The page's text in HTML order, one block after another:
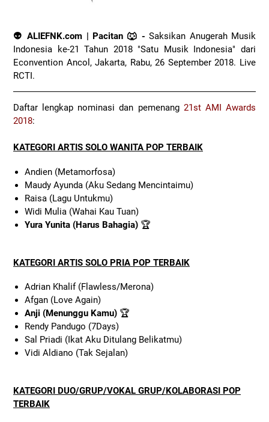
👽 ALIEFNK.com | Pacitan 🐺 - Saksikan Anugerah Musik
Indonesia ke-21 Tahun 2018 "Satu Musik Indonesia" dari
Econvention Ancol, Jakarta, Rabu, 26 September 2018. Live
RCTI.
Daftar lengkap nominasi dan pemenang 21st AMI Awards
2018:
KATEGORI ARTIS SOLO WANITA POP TERBAIK
Andien (Metamorfosa)
Maudy Ayunda (Aku Sedang Mencintaimu)
Raisa (Lagu Untukmu)
Widi Mulia (Wahai Kau Tuan)
Yura Yunita (Harus Bahagia)🏆
KATEGORI ARTIS SOLO PRIA POP TERBAIK
Adrian Khalif (Flawless/Merona)
Afgan (Love Again)
Anji (Menunggu Kamu)🏆
Rendy Pandugo (7Days)
Sal Priadi (Ikat Aku Ditulang Belikatmu)
Vidi Aldiano (Tak Sejalan)
KATEGORI DUO/GRUP/VOKAL GRUP/KOLABORASI POP
TERBAIK